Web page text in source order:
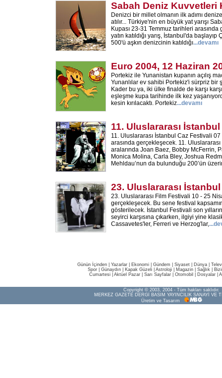
Sabah Deniz Kuvvetleri
Denizci bir millet olmanın ilk adımı
atılır... Türkiye'nin en büyük yat yarışı
Kupası 23-31 Temmuz tarihleri arasında
yatın katıldığı yarış, İstanbul'da
500'ü aşkın denizcinin katıldığı...devamı
Euro 2004, 12 Haziran
Portekiz ile Yunanistan kupanın açılış
Yunanlılar ev sahibi Portekiz'i sürpriz bir
Kader bu ya, iki ülke finalde de karşı
eşleşme kupa tarihinde ilk kez
kesin kırılacaktı. Portekiz...devamı
11. Uluslararası
11. Uluslararası İstanbul Caz Festivali
arasında gerçekleşecek. 11.
aralarında Joan Baez, Bobby McFerrin,
Monica Molina, Carla Bley, Joshua
Mehldau’nun da bulunduğu 200’ün
23. Uluslararası
23. Uluslararası Film Festivali 10 - 25
gerçekleşecek. Bu sene festival
gösterilecek. İstanbul Festivali son
seyirci karşısına çıkarken, ilgiyi yine
Cassavetes'ler, Ferreri ve Herzog'lar,...
Günün İçinden Yazarlar Ekonomi Gündem Siyaset Dünya |
Spor
Günaydın Kapak Güzeli Astroloji Magazin Sağlık
Cumartesi| Aktüel Pazar| Sarı Sayfalar| Otomobil Dosyalar|
Copyright © 2003, 2004 - Tüm hakları saklıdır.
MERKEZ GAZETE DERGİ BASIM YAYINCILIK SANAYİ VE
Üretim ve Tasarım